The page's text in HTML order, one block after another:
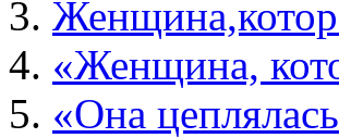
«Женщина,
«Она